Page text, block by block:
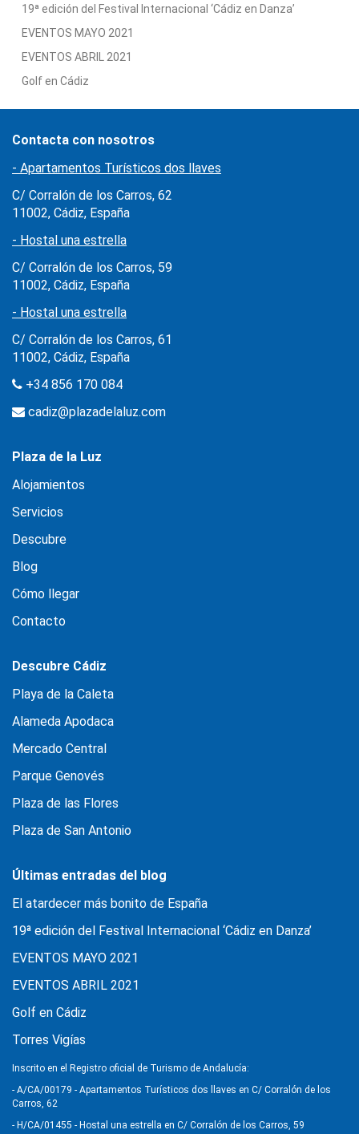
19ª edición del Festival Internacional ‘Cádiz en Danza’
EVENTOS MAYO 2021
EVENTOS ABRIL 2021
Golf en Cádiz
Contacta con nosotros
- Apartamentos Turísticos dos llaves
C/ Corralón de los Carros, 62
11002, Cádiz, España
- Hostal una estrella
C/ Corralón de los Carros, 59
11002, Cádiz, España
- Hostal una estrella
C/ Corralón de los Carros, 61
11002, Cádiz, España
+34 856 170 084
cadiz@plazadelaluz.com
Plaza de la Luz
Alojamientos
Servicios
Descubre
Blog
Cómo llegar
Contacto
Descubre Cádiz
Playa de la Caleta
Alameda Apodaca
Mercado Central
Parque Genovés
Plaza de las Flores
Plaza de San Antonio
Últimas entradas del blog
El atardecer más bonito de España
19ª edición del Festival Internacional ‘Cádiz en Danza’
EVENTOS MAYO 2021
EVENTOS ABRIL 2021
Golf en Cádiz
Torres Vigías
Inscrito en el Registro oficial de Turismo de Andalucía:
- A/CA/00179 - Apartamentos Turísticos dos llaves en C/ Corralón de los
Carros, 62
- H/CA/01455 - Hostal una estrella en C/ Corralón de los Carros, 59